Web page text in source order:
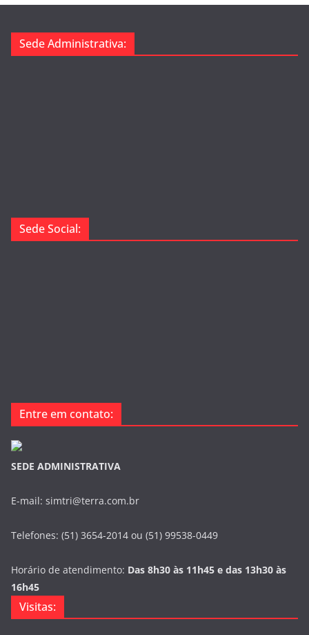
Sede Administrativa:
Sede Social:
Entre em contato:
SEDE ADMINISTRATIVA
E-mail: simtri@terra.com.br
Telefones: (51) 3654-2014 ou (51) 99538-0449
Horário de atendimento: Das 8h30 às 11h45 e das 13h30 às
16h45
Visitas: